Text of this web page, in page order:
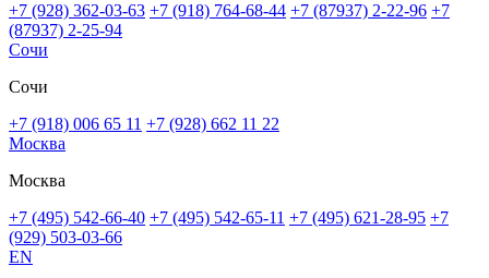
+7 (928) 362-03-63 +7 (918) 764-68-44 +7 (87937) 2-22-96 +7
(87937) 2-25-94
Сочи
Сочи
+7 (918) 006 65 11 +7 (928) 662 11 22
Москва
Москва
+7 (495) 542-66-40 +7 (495) 542-65-11 +7 (495) 621-28-95 +7
(929) 503-03-66
EN